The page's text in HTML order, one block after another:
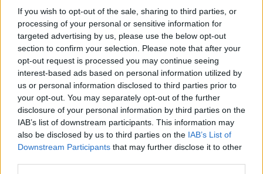
If you wish to opt-out of the sale, sharing to third parties, or
processing of your personal or sensitive information for
targeted advertising by us, please use the below opt-out
section to confirm your selection. Please note that after your
opt-out request is processed you may continue seeing
interest-based ads based on personal information utilized by
us or personal information disclosed to third parties prior to
your opt-out. You may separately opt-out of the further
disclosure of your personal information by third parties on the
IAB’s list of downstream participants. This information may
also be disclosed by us to third parties on the IAB’s List of
Downstream Participants that may further disclose it to other
397-0) στον έλεγχο του Internet από τα Ηνωμένα
Έθνη.